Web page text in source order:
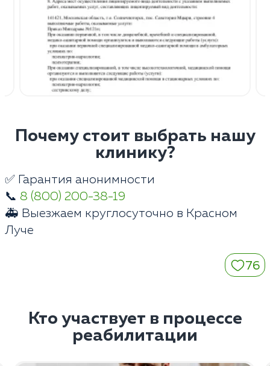
Почему стоит выбрать нашу
клинику?
✅ Гарантия анонимности
📞 8 (800) 200-38-19
🚑 Выезжаем круглосуточно в Красном
Луче
76
Кто участвует в процессе
реабилитации